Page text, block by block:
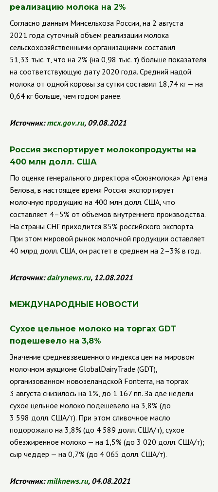
реализацию молока на 2%
Согласно данным Минсельхоза России, на 2 августа
2021 года суточный объем реализации молока
сельскохозяйственными организациями составил
51,33 тыс. т, что на 2% (на 0,98 тыс. т) больше показателя
на соответствующую дату 2020 года. Средний надой
молока от одной коровы за сутки составил 18,74 кг — на
0,64 кг больше, чем годом ранее.
Источник:mcx.gov.ru, 09.08.2021
Россия экспортирует молокопродукты на
400 млн долл. США
По оценке генерального директора «Союзмолока» Артема
Белова, в настоящее время Россия экспортирует
молочную продукцию на 400 млн долл. США, что
составляет 4–5% от объемов внутреннего производства.
На страны СНГ приходится 85% российского экспорта.
При этом мировой рынок молочной продукции оставляет
40 млрд долл. США, он растет в среднем на 2–3% в год.
Источник:dairynews.ru, 12.08.2021
МЕЖДУНАРОДНЫЕ НОВОСТИ
Сухое цельное молоко на торгах GDT
подешевело на 3,8%
Значение средневзвешенного индекса цен на мировом
молочном аукционе GlobalDairyTrade (GDT),
организованном новозеландской Fonterra, на торгах
3 августа снизилось на 1%, до 1 167 пп. За две недели
сухое цельное молоко подешевело на 3,8% (до
3 598 долл. США/т). При этом сливочное масло
подорожало на 3,8% (до 4 589 долл. США/т), сухое
обезжиренное молоко — на 1,5% (до 3 020 долл. США/т);
сыр чеддер — на 0,7% (до 4 065 долл. США/т).
Источник:milknews.ru, 04.08.2021